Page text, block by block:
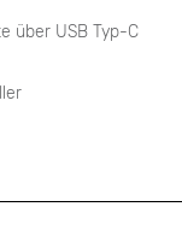
über USB Typ-C